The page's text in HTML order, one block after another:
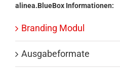
alinea.BlueBox Informationen:
Branding Modul
Ausgabeformate